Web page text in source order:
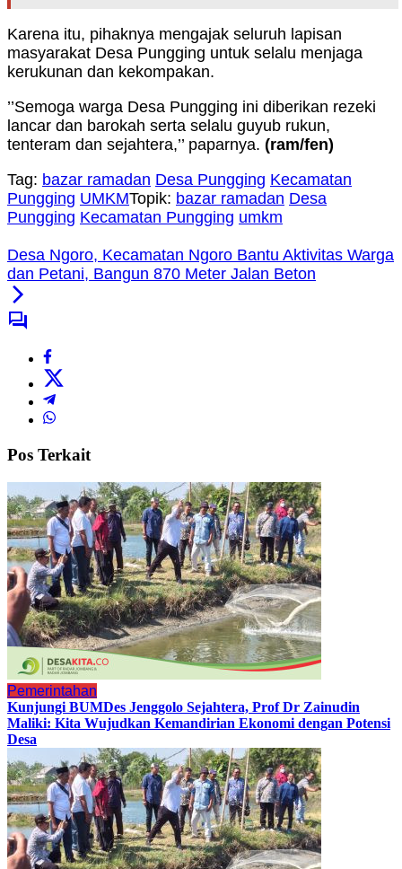
Karena itu, pihaknya mengajak seluruh lapisan
masyarakat Desa Pungging untuk selalu menjaga
kerukunan dan kekompakan.
’’Semoga warga Desa Pungging ini diberikan rezeki
lancar dan barokah serta selalu guyub rukun,
tenteram dan sejahtera,’’ paparnya. (ram/fen)
Tag: bazar ramadan Desa Pungging Kecamatan
Pungging UMKMTopik: bazar ramadan Desa
Pungging Kecamatan Pungging umkm
Desa Ngoro, Kecamatan Ngoro Bantu Aktivitas Warga
dan Petani, Bangun 870 Meter Jalan Beton
Pos Terkait
Pemerintahan
Kunjungi BUMDes Jenggolo Sejahtera, Prof Dr Zainudin
Maliki: Kita Wujudkan Kemandirian Ekonomi dengan Potensi
Desa